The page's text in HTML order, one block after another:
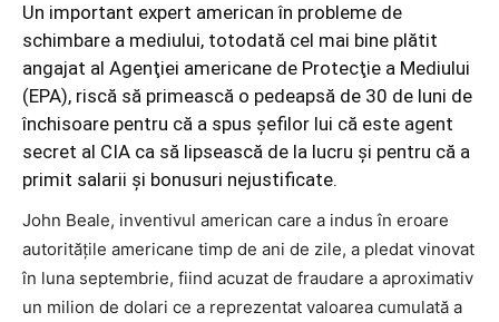
Un important expert american în probleme de
schimbare a mediului, totodată cel mai bine plătit
angajat al Agenţiei americane de Protecţie a Mediului
(EPA), riscă să primească o pedeapsă de 30 de luni de
închisoare pentru că a spus şefilor lui că este agent
secret al CIA ca să lipsească de la lucru şi pentru că a
primit salarii şi bonusuri nejustificate.
John Beale, inventivul american care a indus în eroare
autorităţile americane timp de ani de zile, a pledat vinovat
în luna septembrie, fiind acuzat de fraudare a aproximativ
un milion de dolari ce a reprezentat valoarea cumulată a